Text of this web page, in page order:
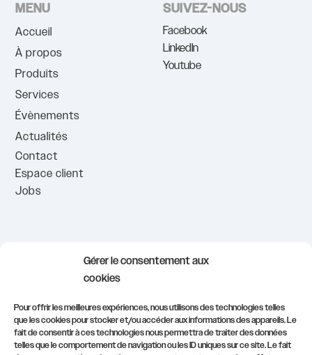
Gérer le consentement aux
cookies
Pour offrir les meilleures expériences, nous utilisons des technologies telles
que les cookies pour stocker et/ou accéder aux informations des appareils. Le
fait de consentir à ces technologies nous permettra de traiter des données
telles que le comportement de navigation ou les ID uniques sur ce site. Le fait
MENU
Accueil
À propos
Produits
Services
Évènements
Actualités
Contact
Espace client
Jobs
SUIVEZ-NOUS
Facebook
LinkedIn
Youtube
info@civadis.be
demonstrations@civadis.be
081/554.511